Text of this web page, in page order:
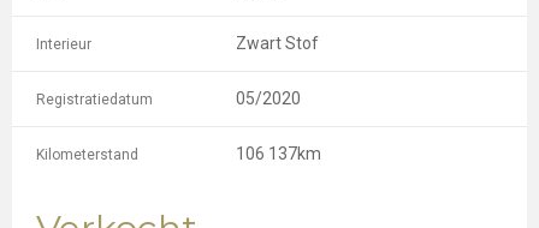
Interieur Zwart Stof
Registratiedatum 05/2020
Kilometerstand 106 137km